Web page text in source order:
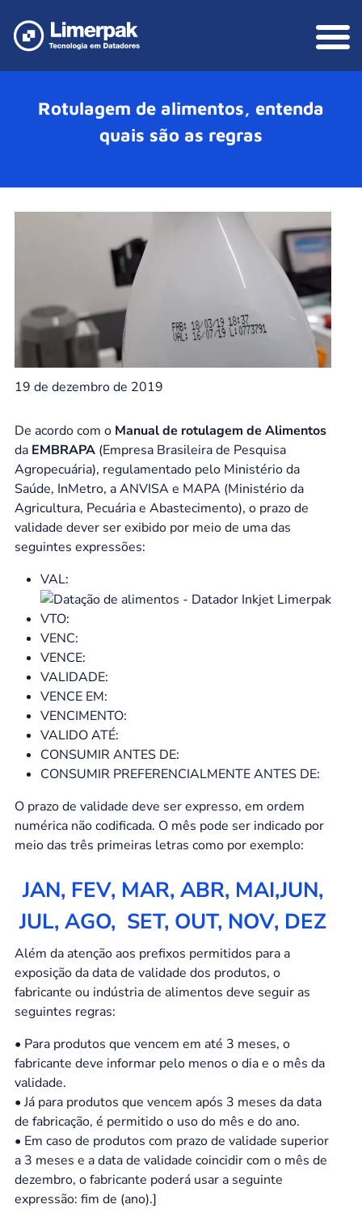
Rotulagem de alimentos, entenda
quais são as regras
19 de dezembro de 2019
De acordo com o Manual de rotulagem de Alimentos
da EMBRAPA (Empresa Brasileira de Pesquisa
Agropecuária), regulamentado pelo Ministério da
Saúde, InMetro, a ANVISA e MAPA (Ministério da
Agricultura, Pecuária e Abastecimento), o prazo de
validade dever ser exibido por meio de uma das
seguintes expressões:
VAL:
VTO:
VENC:
VENCE:
VALIDADE:
VENCE EM:
VENCIMENTO:
VALIDO ATÉ:
CONSUMIR ANTES DE:
CONSUMIR PREFERENCIALMENTE ANTES DE:
O prazo de validade deve ser expresso, em ordem
numérica não codificada. O mês pode ser indicado por
meio das três primeiras letras como por exemplo:
JAN, FEV, MAR, ABR, MAI,JUN,
JUL, AGO, SET, OUT, NOV, DEZ
Além da atenção aos prefixos permitidos para a
exposição da data de validade dos produtos, o
fabricante ou indústria de alimentos deve seguir as
seguintes regras:
• Para produtos que vencem em até 3 meses, o
fabricante deve informar pelo menos o dia e o mês da
validade.
• Já para produtos que vencem após 3 meses da data
de fabricação, é permitido o uso do mês e do ano.
• Em caso de produtos com prazo de validade superior
a 3 meses e a data de validade coincidir com o mês de
dezembro, o fabricante poderá usar a seguinte
expressão: fim de (ano).]